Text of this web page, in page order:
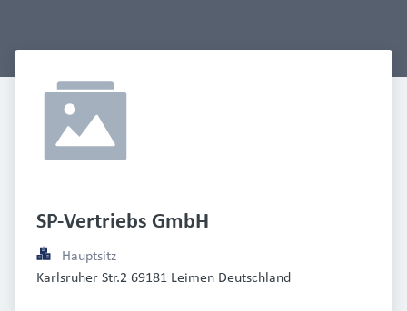
SP-Vertriebs GmbH
Hauptsitz
Karlsruher Str.2 69181 Leimen Deutschland